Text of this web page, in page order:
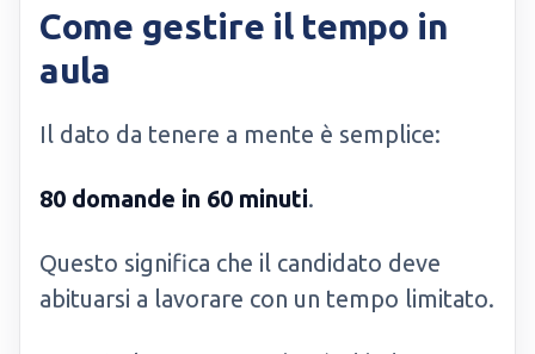
Come gestire il tempo in
aula
Il dato da tenere a mente è semplice:
80 domande in 60 minuti.
Questo significa che il candidato deve
abituarsi a lavorare con un tempo limitato.